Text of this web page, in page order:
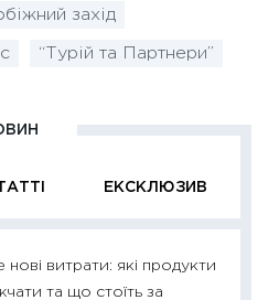
захід
“Турій та Партнери”
ЕКСКЛЮЗИВ
нові витрати: які продукти
та що стоїть за